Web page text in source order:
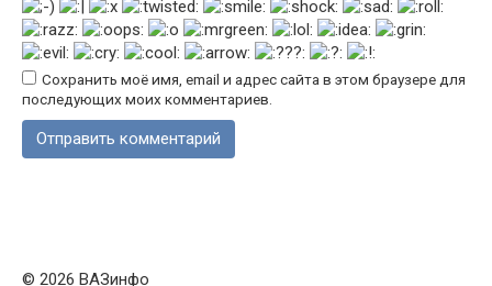
Сохранить моё имя, email и адрес сайта в этом браузере для
последующих моих комментариев.
© 2026 ВАЗинфо